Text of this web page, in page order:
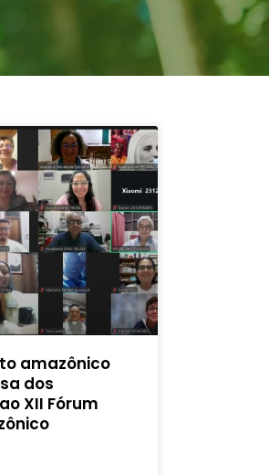
amazônico
dos
XII Fórum